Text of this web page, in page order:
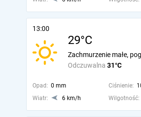
13:00
29°C
Odczuwalna 31°C
Zachmurzenie małe,
Opad: 0 mm Ciśnienie:
Wiatr:
6 km/h Wilgotność: